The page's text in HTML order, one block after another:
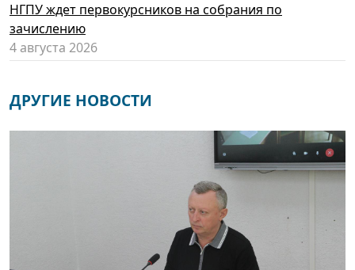
НГПУ ждет первокурсников на собрания по
зачислению
4 августа 2026
ДРУГИЕ НОВОСТИ